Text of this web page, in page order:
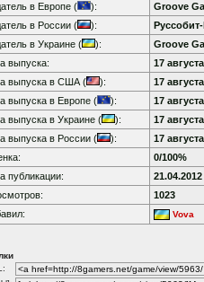
в Европе (
):
Groove
в России (
):
в Украине (
):
Groove
выпуска:
17
выпуска в США (
):
17
выпуска в Европе (
):
17
выпуска в Украине (
):
17
выпуска в России (
):
17
0/100%
публикации:
21.04.2012
1023
Vova